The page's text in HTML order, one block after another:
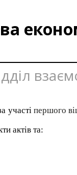
участі першого
актів та: